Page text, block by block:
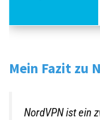
Mein Fazit zu
NordVPN ist ein